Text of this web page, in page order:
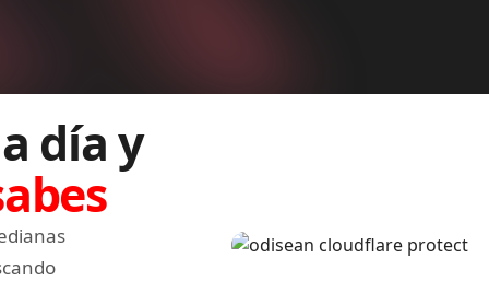
día y
Image